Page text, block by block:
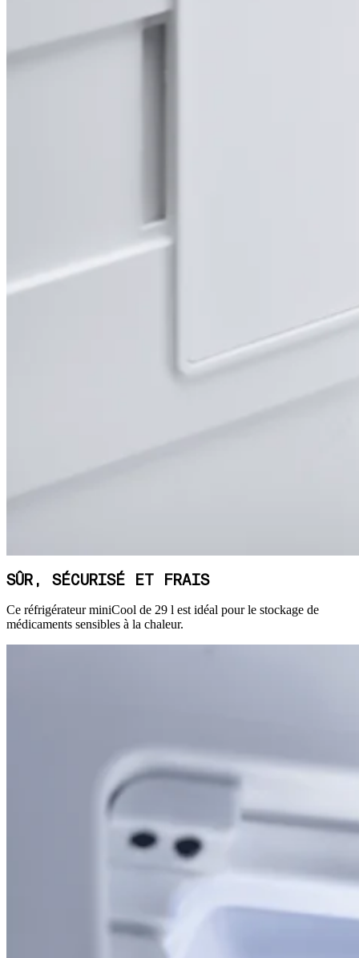
SÛR, SÉCURISÉ ET FRAIS
Ce réfrigérateur miniCool de 29 l est idéal pour le stockage de
médicaments sensibles à la chaleur.